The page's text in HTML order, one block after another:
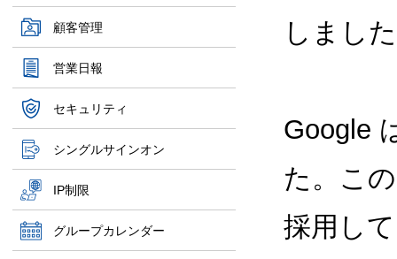
顧客管理
営業日報
セキュリティ
シングルサインオン
IP制限
グループカレンダー
しまし
Google
た。こ
採用し